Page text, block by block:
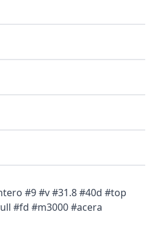
#9 #v #31.8 #40d #top
#fd #m3000 #acera